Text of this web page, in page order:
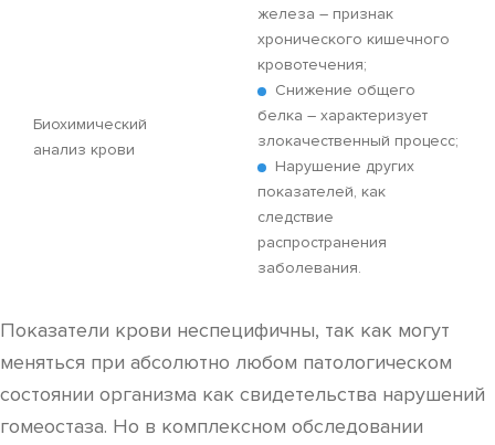
Биохимический
анализ крови
железа – признак
хронического кишечного
кровотечения;
Снижение общего
белка – характеризует
злокачественный процесс;
Нарушение других
показателей, как
следствие
распространения
заболевания.
Показатели крови неспецифичны, так как могут
меняться при абсолютно любом патологическом
состоянии организма как свидетельства нарушений
гомеостаза. Но в комплексном обследовании